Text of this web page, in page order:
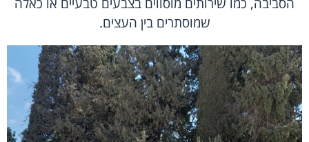
שמוסתרים בין העצים.